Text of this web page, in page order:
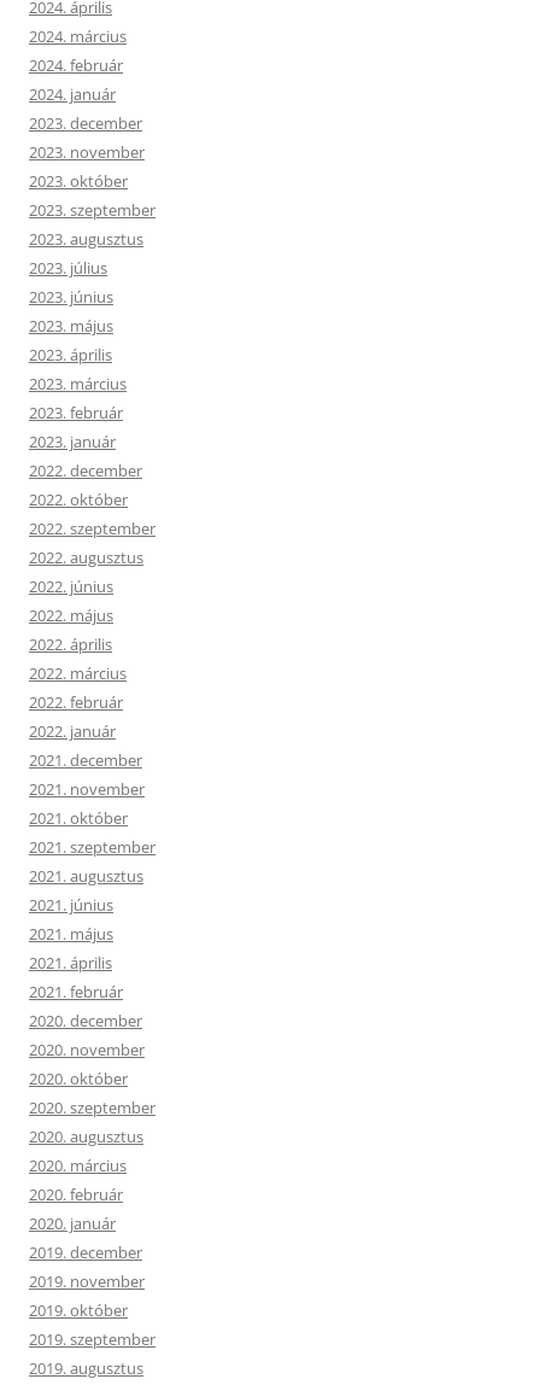
2024. április
2024. március
2024. február
2024. január
2023. december
2023. november
2023. október
2023. szeptember
2023. augusztus
2023. július
2023. június
2023. május
2023. április
2023. március
2023. február
2023. január
2022. december
2022. október
2022. szeptember
2022. augusztus
2022. június
2022. május
2022. április
2022. március
2022. február
2022. január
2021. december
2021. november
2021. október
2021. szeptember
2021. augusztus
2021. június
2021. május
2021. április
2021. február
2020. december
2020. november
2020. október
2020. szeptember
2020. augusztus
2020. március
2020. február
2020. január
2019. december
2019. november
2019. október
2019. szeptember
2019. augusztus